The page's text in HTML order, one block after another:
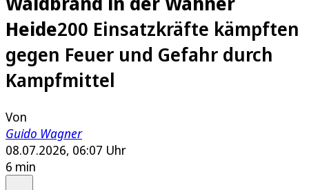
Heide200 Einsatzkräfte kämpften
gegen Feuer und Gefahr durch
Kampfmittel
Von
Guido Wagner
08.07.2026, 06:07 Uhr
6 min